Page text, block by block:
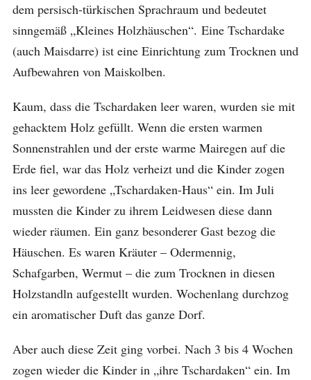
dem persisch-türkischen Sprachraum und bedeutet
sinngemäß „Kleines Holzhäuschen“. Eine Tschardake
(auch Maisdarre) ist eine Einrichtung zum Trocknen und
Aufbewahren von Maiskolben.
Kaum, dass die Tschardaken leer waren, wurden sie mit
gehacktem Holz gefüllt. Wenn die ersten warmen
Sonnenstrahlen und der erste warme Mairegen auf die
Erde fiel, war das Holz verheizt und die Kinder zogen
ins leer gewordene „Tschardaken-Haus“ ein. Im Juli
mussten die Kinder zu ihrem Leidwesen diese dann
wieder räumen. Ein ganz besonderer Gast bezog die
Häuschen. Es waren Kräuter – Odermennig,
Schafgarben, Wermut – die zum Trocknen in diesen
Holzstandln aufgestellt wurden. Wochenlang durchzog
ein aromatischer Duft das ganze Dorf.
Aber auch diese Zeit ging vorbei. Nach 3 bis 4 Wochen
zogen wieder die Kinder in „ihre Tschardaken“ ein. Im